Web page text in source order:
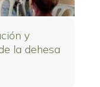
y
la dehesa